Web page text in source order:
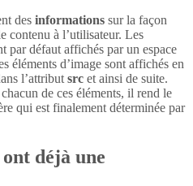
des informations sur la façon
contenu à l’utilisateur. Les
par défaut affichés par un espace
éléments d’image sont affichés en
l’attribut src et ainsi de suite.
de ces éléments, il rend le
qui est finalement déterminée par
déjà une